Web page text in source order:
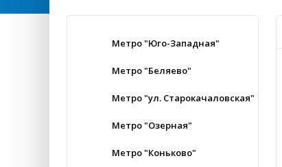
Метро "Юго-Западная"
Метро "Беляево"
Метро "ул. Старокачаловская"
Метро "Озерная"
Метро "Коньково"